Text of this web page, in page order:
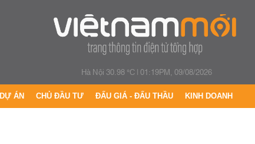
Hà Nội 30.98 °C|01:19PM, 09/08/2026
DỰ ÁN CHỦ ĐẦU TƯ ĐẤU GIÁ - ĐẤU THẦU KINH DOANH